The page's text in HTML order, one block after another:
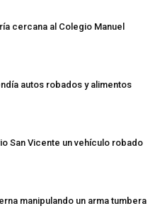
cercana al Colegio Manuel
autos robados y alimentos
San Vicente un vehículo robado
manipulando un arma tumbera